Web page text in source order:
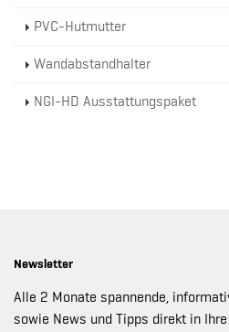
PVC-Hutmutter
Wandabstandhalter
NGI-HD Ausstattungspaket
Newsletter
Alle 2 Monate spannende,
sowie News und Tipps direkt in